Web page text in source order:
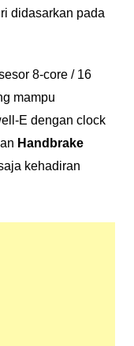
didasarkan pada
8-core / 16
mampu
E dengan clock
Handbrake
kehadiran